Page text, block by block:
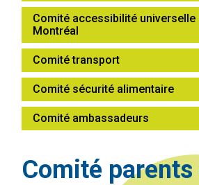
Comité accessibilité universelle
Montréal
Comité transport
Comité sécurité alimentaire
Comité ambassadeurs
Comité parents